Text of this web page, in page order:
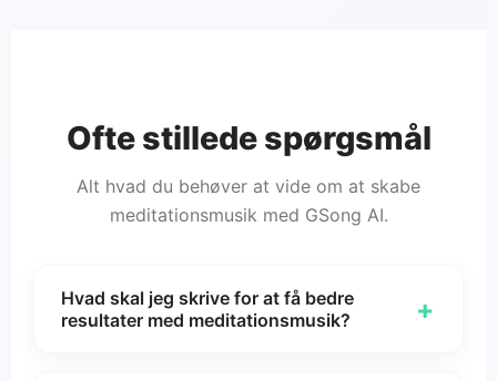
Ofte stillede spørgsmål
Alt hvad du behøver at vide om at skabe
meditationsmusik med GSong AI.
Hvad skal jeg skrive for at få bedre
resultater med meditationsmusik?
+